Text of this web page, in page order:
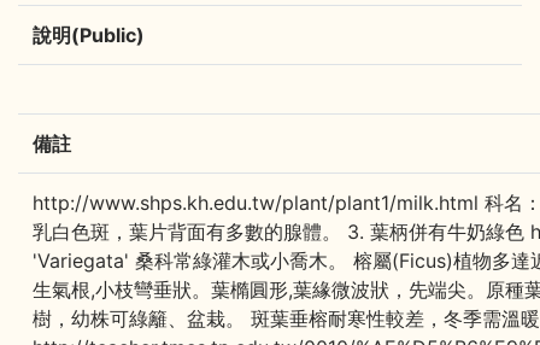
說明(Public)
備註
http://www.shps.kh.edu.tw/plant/plant1/milk.html 科名：
乳白色斑，葉片背面有多數的腺體。 3. 葉柄併有牛奶
'Variegata' 桑科常綠灌木或小喬木。 榕屬(Ficus)植物多
生氣根,小枝彎垂狀。葉橢圓形,葉緣微波狀，先端尖。原
樹，幼株可綠籬、盆栽。 斑葉垂榕耐寒性較差，冬季需溫